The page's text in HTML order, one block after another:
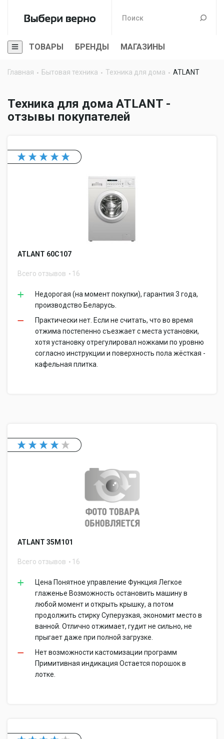
ТОВАРЫ БРЕНДЫ МАГАЗИНЫ
Главная Бытовая техника Техника для дома ATLANT
Техника для дома ATLANT -
отзывы покупателей
ATLANT 60С107
Всего отзывов 16
Недорогая (на момент покупки), гарантия 3 года,
производство Беларусь.
Практически нет. Если не считать, что во время
отжима постепенно съезжает с места установки,
хотя установку отрегулировал ножками по уровню
согласно инструкции и поверхность пола жёсткая -
кафельная плитка.
ATLANT 35М101
Всего отзывов 16
Цена Понятное управление Функция Легкое
глаженье Возможность остановить машину в
любой момент и открыть крышку, а потом
продолжить стирку Суперузкая, экономит место в
ванной. Отлично отжимает, гудит не сильно, не
прыгает даже при полной загрузке.
Нет возможности кастомизации программ
Примитивная индикация Остается порошок в
лотке.